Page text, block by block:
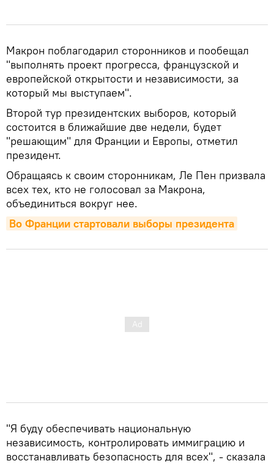
Макрон поблагодарил сторонников и пообещал
"выполнять проект прогресса, французской и
европейской открытости и независимости, за
который мы выступаем".
Второй тур президентских выборов, который
состоится в ближайшие две недели, будет
"решающим" для Франции и Европы, отметил
президент.
Обращаясь к своим сторонникам, Ле Пен призвала
всех тех, кто не голосовал за Макрона,
объединиться вокруг нее.
Во Франции стартовали выборы президента
"Я буду обеспечивать национальную
независимость, контролировать иммиграцию и
восстанавливать безопасность для всех", - сказала